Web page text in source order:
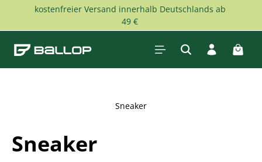
Zum Hauptinhalt springen
kostenfreier Versand innerhalb Deutschlands ab
49 €
Sneaker
Sneaker